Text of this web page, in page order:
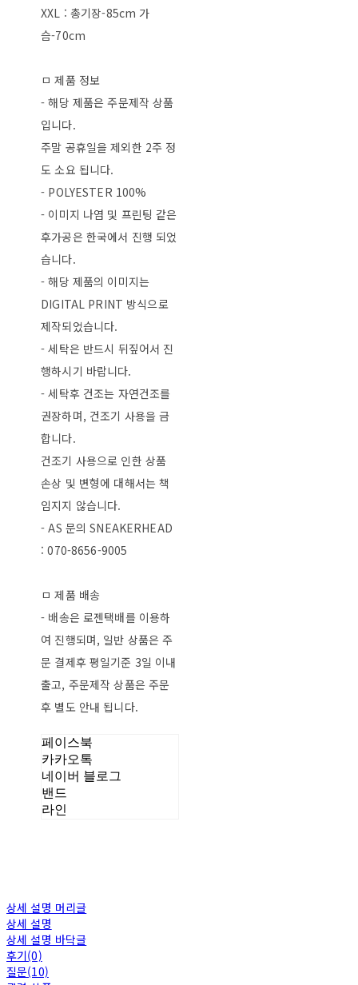
XXL : 총기장-85cm 가
슴-70cm
ㅁ 제품 정보
- 해당 제품은 주문제작 상품
입니다.
주말 공휴일을 제외한 2주 정
도 소요 됩니다.
- POLYESTER 100%
- 이미지 나염 및 프린팅 같은
후가공은 한국에서 진행 되었
습니다.
- 해당 제품의 이미지는
DIGITAL PRINT 방식으로
제작되었습니다.
- 세탁은 반드시 뒤짚어서 진
행하시기 바랍니다.
- 세탁후 건조는 자연건조를
권장하며, 건조기 사용을 금
합니다.
건조기 사용으로 인한 상품
손상 및 변형에 대해서는 책
임지지 않습니다.
- AS 문의 SNEAKERHEAD
: 070-8656-9005
ㅁ 제품 배송
- 배송은 로젠택배를 이용하
여 진행되며, 일반 상품은 주
문 결제후 평일기준 3일 이내
출고, 주문제작 상품은 주문
후 별도 안내 됩니다.
페이스북
카카오톡
네이버 블로그
밴드
라인
상세 설명 머리글
상세 설명
상세 설명 바닥글
후기(0)
질문(10)